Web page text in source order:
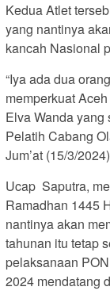
Kedua Atlet
yang nantinya
kancah Nasional
“Iya ada dua
memperkuat
Elva Wanda yang
Pelatih Cabang
Jum’at (15/3/
Ucap Saputra,
Ramadhan 1445
nantinya akan
tahunan itu tetap
pelaksanaan
2024 mendatang